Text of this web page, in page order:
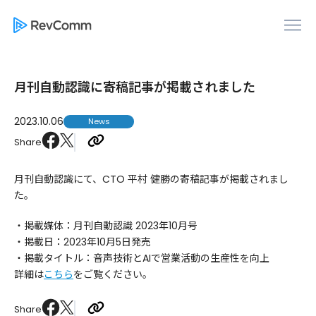
月刊自動認識に寄稿記事が掲載されました
2023.10.06 News
Share
月刊自動認識にて、CTO 平村 健勝の寄稿記事が掲載されまし
た。
・掲載媒体：月刊自動認識 2023年10月号
・掲載日：2023年10月5日発売
・掲載タイトル：音声技術とAIで営業活動の生産性を向上
詳細はこちらをご覧ください。
Share